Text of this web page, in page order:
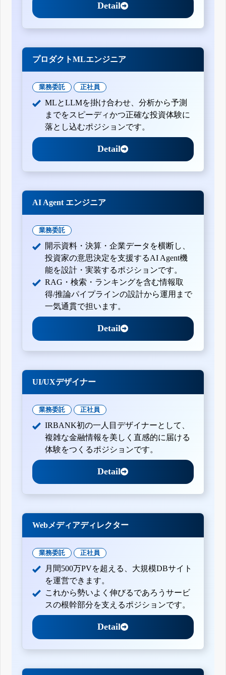
Detail
プロダクトMLエンジニア
業務委託 正社員
MLとLLMを掛け合わせ、分析から予測
までをスピーディかつ正確な投資体験に
落とし込むポジションです。
Detail
AI Agent エンジニア
業務委託
開示資料・決算・企業データを横断し、
投資家の意思決定を支援するAI Agent機
能を設計・実装するポジションです。
RAG・検索・ランキングを含む情報取
得/推論パイプラインの設計から運用まで
一気通貫で担います。
Detail
UI/UXデザイナー
業務委託 正社員
IRBANK初の一人目デザイナーとして、
複雑な金融情報を美しく直感的に届ける
体験をつくるポジションです。
Detail
Webメディアディレクター
業務委託 正社員
月間500万PVを超える、大規模DBサイト
を運営できます。
これから勢いよく伸びるであろうサービ
スの根幹部分を支えるポジションです。
Detail